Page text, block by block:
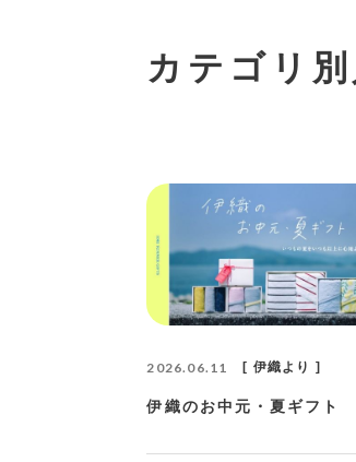
カテゴリ
2026.06.11 伊織より
伊織のお中元・夏ギフト